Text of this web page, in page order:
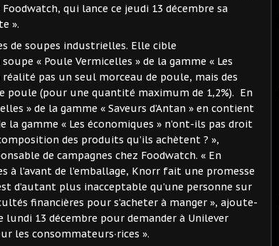
qui lance ce jeudi 13 décembre sa
».
de soupes industrielles. Elle cible
« Poule Vermicelles » de la gamme « Les
pas un seul morceau de poule, mais des
poule (pour une quantité maximum de 1,2%). En
» de la gamme « Saveurs d’Antan » en contient
la gamme « Les économiques » n’ont-ils pas droit
des produits qu’ils achètent ? »,
de campagnes chez Foodwatch. « En
l’avant de l’emballage, Knorr fait une promesse
d’autant plus inacceptable qu’une personne sur
financières pour s’acheter à manger », ajoute-
lundi 13 décembre pour demander à Unilever
les consommateurs∙rices ».